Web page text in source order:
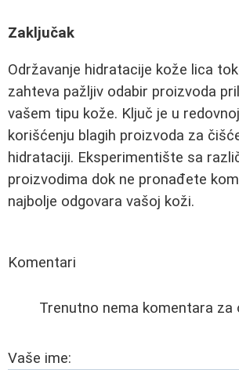
Zaključak
Održavanje hidratacije kože lica
zahteva pažljiv odabir proizvoda
vašem tipu kože. Ključ je u
korišćenju blagih proizvoda za
hidrataciji. Eksperimentište sa
proizvodima dok ne pronađete
najbolje odgovara vašoj koži.
Komentari
Trenutno nema komentara za
Vaše ime: